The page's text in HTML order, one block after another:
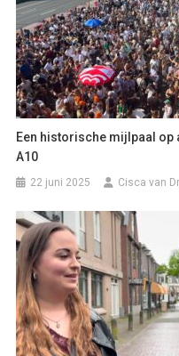
Een historische mijlpaal
A10
22 juni 2025 Cisca van